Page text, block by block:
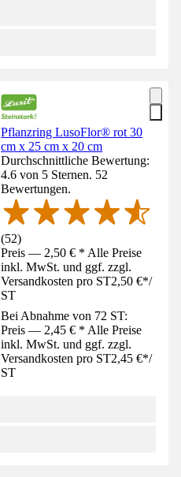
Pflanzring LusoFlor® rot 30
cm x 25 cm x 20 cm
Durchschnittliche Bewertung:
4.6 von 5 Sternen. 52
Bewertungen.
(52)
Preis — 2,50 € * Alle Preise
inkl. MwSt. und ggf. zzgl.
Versandkosten pro ST2,50 €*/
ST
Bei Abnahme von 72 ST:
Preis — 2,45 € * Alle Preise
inkl. MwSt. und ggf. zzgl.
Versandkosten pro ST2,45 €*/
ST